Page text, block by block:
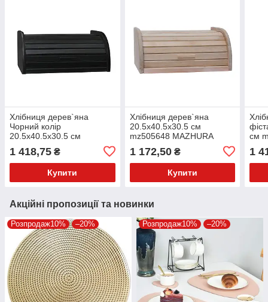
Хлібниця дерев`яна
Чорний колір
20.5х40.5х30.5 см
1 418,75 ₴
Купити
Хлібниця дерев`яна
20.5х40.5х30.5 см
mz505648 MAZHURA
1 172,50₴
Купити
см
1
Акційні пропозиції та новинки
Розпродаж10% –20% Розпродаж10% –20%